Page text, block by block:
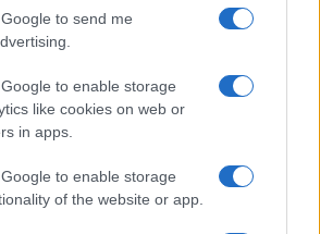
to send me
to enable storage
like cookies on web or
in apps.
to enable storage
of the website or app.